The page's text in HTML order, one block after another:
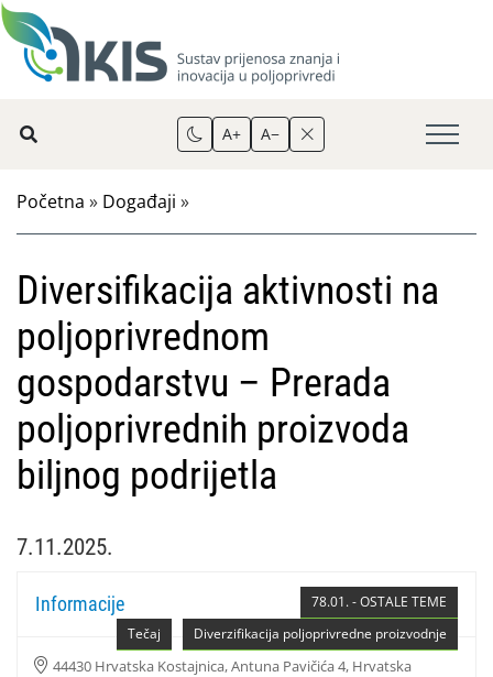
A+ A−
Početna » Događaji »
Diversifikacija aktivnosti na
poljoprivrednom
gospodarstvu – Prerada
poljoprivrednih proizvoda
biljnog podrijetla
7.11.2025.
78.01. - OSTALE TEME
Diverzifikacija poljoprivredne proizvodnje
Tečaj
Informacije
44430 Hrvatska Kostajnica, Antuna Pavičića 4, Hrvatska